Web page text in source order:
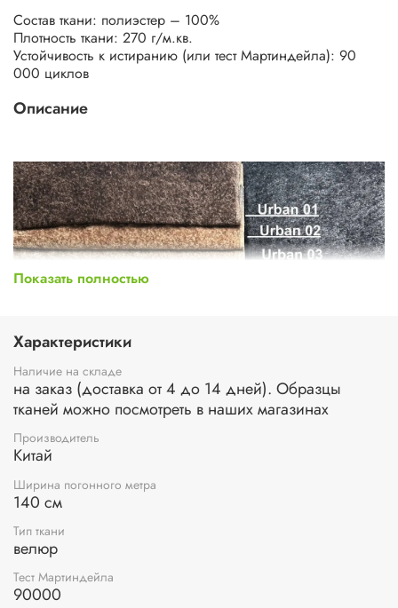
Состав ткани: полиэстер – 100%
Плотность ткани: 270 г/м.кв.
Устойчивость к истиранию (или тест Мартиндейла): 90
000 циклов
Описание
Показать полностью
Характеристики
Наличие на складе
на заказ (доставка от 4 до 14 дней). Образцы
тканей можно посмотреть в наших магазинах
Производитель
Китай
Ширина погонного метра
140 см
Тип ткани
велюр
Тест Мартиндейла
90000